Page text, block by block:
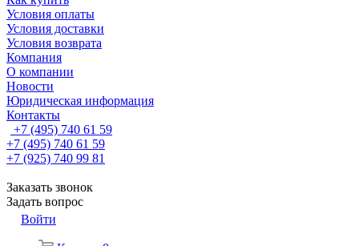
Условия оплаты
Условия доставки
Условия возврата
Компания
О компании
Новости
Юридическая информация
Контакты
+7 (495) 740 61 59
+7 (495) 740 61 59
+7 (925) 740 99 81
Заказать звонок
Задать вопрос
Войти